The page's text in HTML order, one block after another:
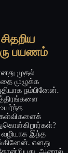
பயணம்
முதல்
முழுக்க
நம்பினேன்.
இந்த
எனது
தோன்றியது, ஆனால்